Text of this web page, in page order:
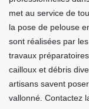
met au service de
la pose de pelouse
sont réalisées par
travaux
cailloux et débris
artisans savent
vallonné. Contactez